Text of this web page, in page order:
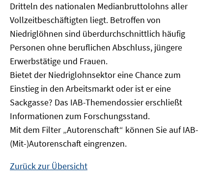
Dritteln des nationalen Medianbruttolohns aller
Vollzeitbeschäftigten liegt. Betroffen von
Niedriglöhnen sind überdurchschnittlich häufig
Personen ohne beruflichen Abschluss, jüngere
Erwerbstätige und Frauen.
Bietet der Niedriglohnsektor eine Chance zum
Einstieg in den Arbeitsmarkt oder ist er eine
Sackgasse? Das IAB-Themendossier erschließt
Informationen zum Forschungsstand.
Mit dem Filter „Autorenschaft“ können Sie auf IAB-
(Mit-)Autorenschaft eingrenzen.
Zurück zur Übersicht